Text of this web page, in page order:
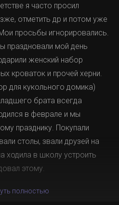
я часто просил
отметить др и потом уже
просьбы игнорировались.
мой день
женский набор
кроваток и прочей херни.
для кукольного домика)
брата всегда
в феврале и мы
празднику. Покупали
столы, звали друзей на
ходила в школу устроить
этому.
полностью